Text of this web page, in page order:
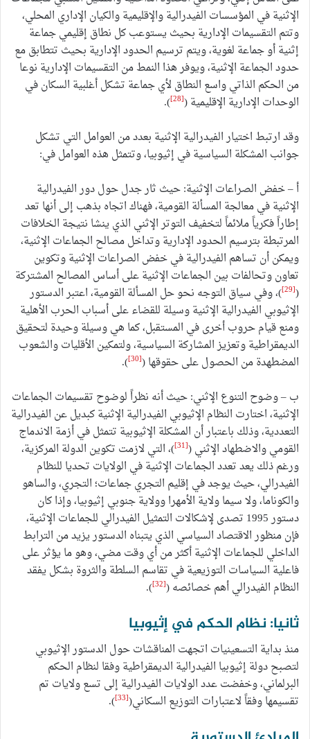
الإثنية في المؤسسات الفيدرالية والإقليمية والكيان الإداري المحلي،
وتتم التقسيمات الإدارية بحيث يستوعب كل نطاق إقليمي جماعة
إثنية أو جماعة لغوية، ويتم ترسيم الحدود الإدارية بحيث تتطابق مع
حدود الجماعة الإثنية، ويوفر هذا النمط من التقسيمات الإدارية نوعا
من الحكم الذاتي واسع النطاق لأي جماعة تشكل أغلبية السكان في
الوحدات الإدارية الإقليمية ([28]
).
وقد ارتبط اختيار الفيدرالية الإثنية بعدد من العوامل التي تشكل
جوانب المشكلة السياسية في إثيوبيا، وتتمثل هذه العوامل في:
أ – خفض الصراعات الإثنية: حيث ثار جدل حول دور الفيدرالية
الإثنية في معالجة المسألة القومية، فهناك اتجاه بذهب إلى أنها تعد
إطاراً فكرياً ملائماً لتخفيف التوتر الإثني الذي ينشا نتيجة الخلافات
المرتبطة بترسيم الحدود الإدارية وتداخل مصالح الجماعات الإثنية،
ويمكن أن تساهم الفيدرالية في خفض الصراعات الإثنية وتكوين
تعاون وتحالفات بين الجماعات الإثنية على أساس المصالح المشتركة
(
[29]
)، وفي سياق التوجه نحو حل المسألة القومية، اعتبر الدستور
الإثيوبي الفيدرالية الإثنية وسيلة للقضاء على أسباب الحرب الأهلية
ومنع قيام حروب أخرى في المستقبل، كما هي وسيلة وحيدة لتحقيق
الديمقراطية وتعزيز المشاركة السياسية، ولتمكين الأقليات والشعوب
المضطهدة من الحصول على حقوقها ([30]
).
ب – وضوح التنوع الإثني: حيث أنه نظراً لوضوح تقسيمات الجماعات
الإثنية، اختارت النظام الإثيوبي الفيدرالية الإثنية كبديل عن الفيدرالية
التعددية، وذلك باعتبار أن المشكلة الإثيوبية تتمثل في أزمة الاندماج
القومي والاضطهاد الإثني ([31]
)، التي لازمت تكوين الدولة المركزية،
ورغم ذلك يعد تعدد الجماعات الإثنية في الولايات تحديا للنظام
الفيدرالي، حيث يوجد في إقليم التجري جماعات؛ التجري، والساهو
والكوناما، ولا سيما ولاية الأمهرا وولاية جنوبي إثيوبيا، وإذا كان
دستور 1995 تصدى لإشكالات التمثيل الفيدرالي للجماعات الإثنية،
فإن منظور الاقتصاد السياسي الذي يتبناه الدستور يزيد من الترابط
الداخلي للجماعات الإثنية أكثر من أي وقت مضي، وهو ما يؤثر على
فاعلية السياسات التوزيعية في تقاسم السلطة والثروة بشكل يفقد
النظام الفيدرالي أهم خصائصه ([32]
).
ثانيا: نظام الحكم في إثيوبيا
منذ بداية التسعينيات اتجهت المناقشات حول الدستور الإثيوبي
لتصبح دولة إثيوبيا الفيدرالية الديمقراطية وفقا لنظام الحكم
البرلماني، وخفضت عدد الولايات الفيدرالية إلى تسع ولايات تم
تقسيمها وفقاً لاعتبارات التوزيع السكاني([33]
).